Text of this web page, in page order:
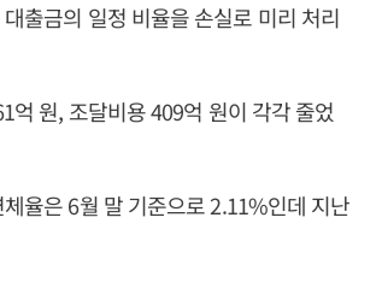
출금의 일정 비율을 손실로 미리 처리
원, 조달비용 409억 원이 각각 줄었
율은 6월 말 기준으로 2.11%인데 지난